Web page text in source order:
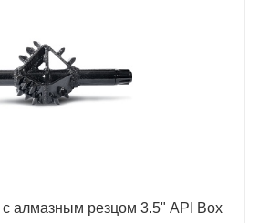
алмазным резцом 3.5" API Box